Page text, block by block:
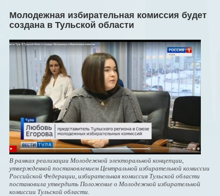
Молодежная избирательная комиссия будет
создана в Тульской области
В рамках реализации Молодежной электоральной концепции,
утвержденной постановлением Центральной избирательной комиссии
Российской Федерации, избирательная комиссия Тульской области
постановила утвердить Положение о Молодежной избирательной
комиссии Тульской области.